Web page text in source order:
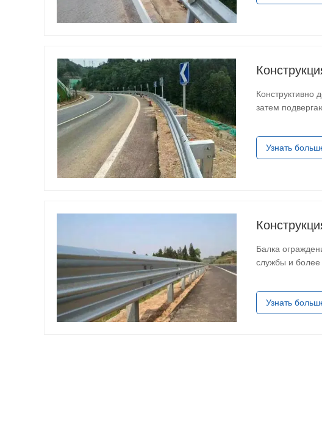
Конструктивно
затем
Узнать
Балка
службы и более
Узнать